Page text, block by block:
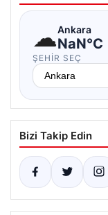
☁Ankara
NaN°C
ŞEHIR SEÇ
Bizi Takip Edin